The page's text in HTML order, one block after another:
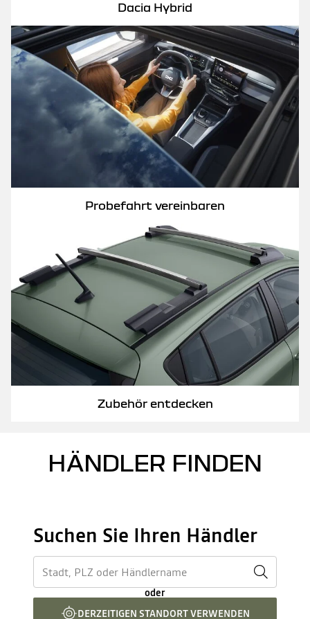
Dacia Hybrid
Probefahrt vereinbaren
Zubehör entdecken
HÄNDLER FINDEN
Suchen Sie Ihren Händler
oder
DERZEITIGEN STANDORT VERWENDEN